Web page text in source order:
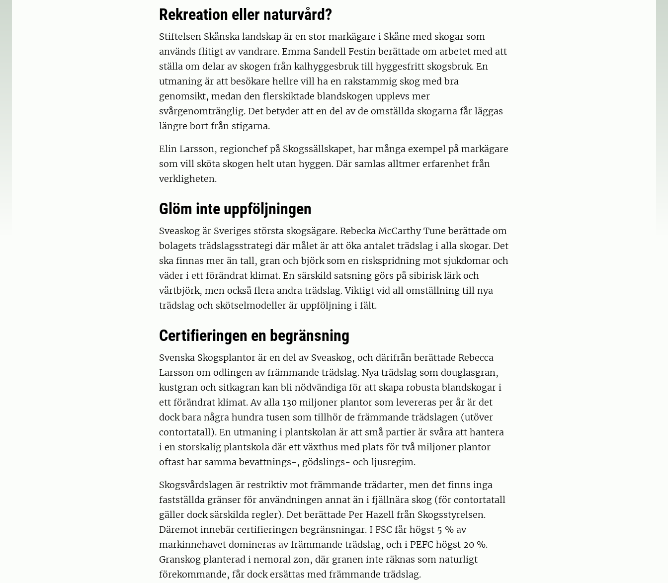
Rekreation eller naturvård?
Stiftelsen Skånska landskap är en stor markägare i Skåne med skogar som
används flitigt av vandrare. Emma Sandell Festin berättade om arbetet med att
ställa om delar av skogen från kalhyggesbruk till hyggesfritt skogsbruk. En
utmaning är att besökare hellre vill ha en rakstammig skog med bra
genomsikt, medan den flerskiktade blandskogen upplevs mer
svårgenomtränglig. Det betyder att en del av de omställda skogarna får läggas
längre bort från stigarna.
Elin Larsson, regionchef på Skogssällskapet, har många exempel på markägare
som vill sköta skogen helt utan hyggen. Där samlas alltmer erfarenhet från
verkligheten.
Glöm inte uppföljningen
Sveaskog är Sveriges största skogsägare. Rebecka McCarthy Tune berättade om
bolagets trädslagsstrategi där målet är att öka antalet trädslag i alla skogar. Det
ska finnas mer än tall, gran och björk som en riskspridning mot sjukdomar och
väder i ett förändrat klimat. En särskild satsning görs på sibirisk lärk och
vårtbjörk, men också flera andra trädslag. Viktigt vid all omställning till nya
trädslag och skötselmodeller är uppföljning i fält.
Certifieringen en begränsning
Svenska Skogsplantor är en del av Sveaskog, och därifrån berättade Rebecca
Larsson om odlingen av främmande trädslag. Nya trädslag som douglasgran,
kustgran och sitkagran kan bli nödvändiga för att skapa robusta blandskogar i
ett förändrat klimat. Av alla 130 miljoner plantor som levereras per år är det
dock bara några hundra tusen som tillhör de främmande trädslagen (utöver
contortatall). En utmaning i plantskolan är att små partier är svåra att hantera
i en storskalig plantskola där ett växthus med plats för två miljoner plantor
oftast har samma bevattnings-, gödslings- och ljusregim.
Skogsvårdslagen är restriktiv mot främmande trädarter, men det finns inga
fastställda gränser för användningen annat än i fjällnära skog (för contortatall
gäller dock särskilda regler). Det berättade Per Hazell från Skogsstyrelsen.
Däremot innebär certifieringen begränsningar. I FSC får högst 5 % av
markinnehavet domineras av främmande trädslag, och i PEFC högst 20 %.
Granskog planterad i nemoral zon, där granen inte räknas som naturligt
förekommande, får dock ersättas med främmande trädslag.